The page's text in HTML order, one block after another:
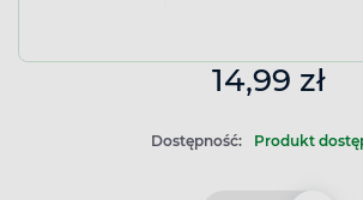
14,99 zł
Dostępność: Produkt